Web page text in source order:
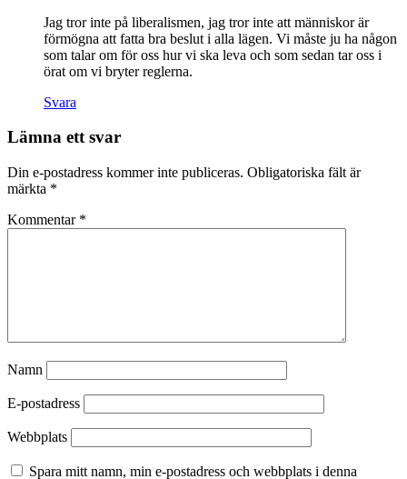
Jag tror inte på liberalismen, jag tror inte att människor är
förmögna att fatta bra beslut i alla lägen. Vi måste ju ha någon
som talar om för oss hur vi ska leva och som sedan tar oss i
örat om vi bryter reglerna.
Svara
Lämna ett svar
Din e-postadress kommer inte publiceras. Obligatoriska fält är
märkta *
Kommentar *
Namn
E-postadress
Webbplats
Spara mitt namn, min e-postadress och webbplats i denna